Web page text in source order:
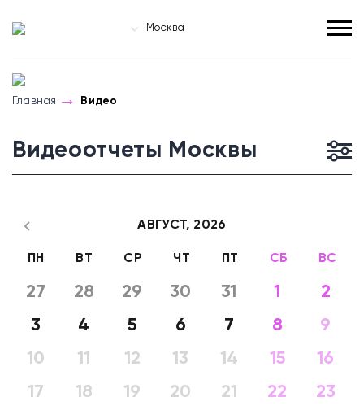
Москва
Главная Видео
Видеоотчеты Москвы
АВГУСТ, 2026
ПН ВТ СР ЧТ ПТ СБ ВС
27 28 29 30 31 1
2
3
4 5 6 7 8
9
10
11 12 13 14 15
16
17
18 19 20 21 22
23